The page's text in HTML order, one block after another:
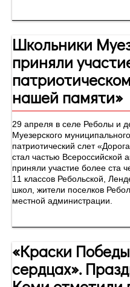
Школьники
приняли
нашей памяти»
29 апреля в селе Реболы и
Муезерского
патриотический слет
стал частью Всероссийской
приняли участие более ста человек: учителя и учащиеся 5-
11 классов Ребольской,
школ, жители поселков
местной администрации.
«Краски
сердцах».